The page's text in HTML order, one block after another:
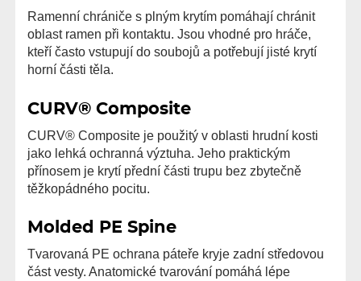
Ramenní chrániče s plným krytím pomáhají chránit
oblast ramen při kontaktu. Jsou vhodné pro hráče,
kteří často vstupují do soubojů a potřebují jisté krytí
horní části těla.
CURV® Composite
CURV® Composite je použitý v oblasti hrudní kosti
jako lehká ochranná výztuha. Jeho praktickým
přínosem je krytí přední části trupu bez zbytečně
těžkopádného pocitu.
Molded PE Spine
Tvarovaná PE ochrana páteře kryje zadní středovou
část vesty. Anatomické tvarování pomáhá lépe